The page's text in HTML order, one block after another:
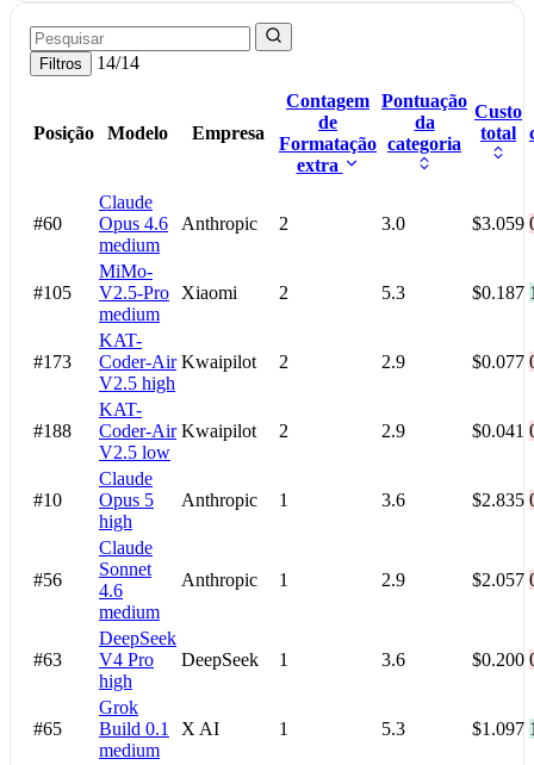
Filtros 14/14
Posição Modelo Empresa
Contagem
de
Formatação
extra
Pontuação
da
categoria
Custo
total
#60
Claude
Opus 4.6
medium
Anthropic 2 3.0 $3.059
#105
MiMo-
V2.5-Pro
medium
Xiaomi 2 5.3 $0.187
#173
KAT-
Coder-Air
V2.5 high
Kwaipilot 2 2.9 $0.077
#188
KAT-
Coder-Air
V2.5 low
Kwaipilot 2 2.9 $0.041
#10
Claude
Opus 5
high
Anthropic 1 3.6 $2.835
#56
Claude
Sonnet
4.6
medium
Anthropic 1 2.9 $2.057
#63
DeepSeek
V4 Pro
high
DeepSeek 1 3.6 $0.200
#65
Grok
Build 0.1
medium
X AI 1 5.3 $1.097